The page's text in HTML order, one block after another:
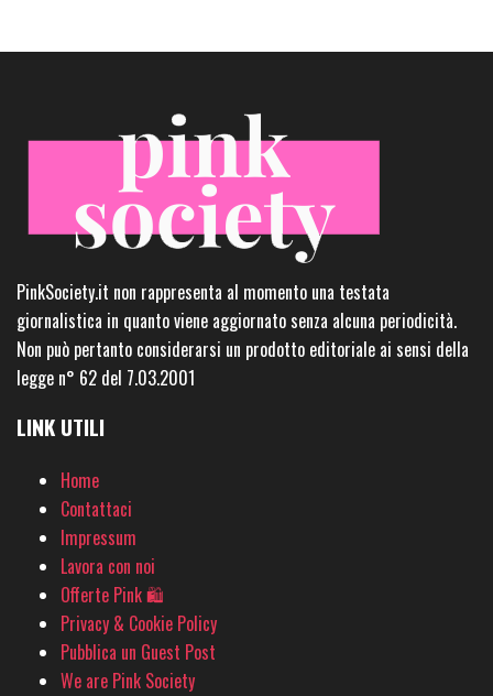
PinkSociety.it non rappresenta al momento una testata
giornalistica in quanto viene aggiornato senza alcuna periodicità.
Non può pertanto considerarsi un prodotto editoriale ai sensi della
legge n° 62 del 7.03.2001
LINK UTILI
Home
Contattaci
Impressum
Lavora con noi
Offerte Pink 🛍
Privacy & Cookie Policy
Pubblica un Guest Post
We are Pink Society